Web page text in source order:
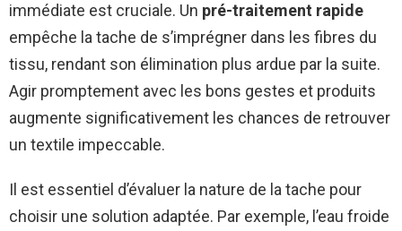
immédiate est cruciale. Un pré-traitement rapide
empêche la tache de s’imprégner dans les fibres du
tissu, rendant son élimination plus ardue par la suite.
Agir promptement avec les bons gestes et produits
augmente significativement les chances de retrouver
un textile impeccable.
Il est essentiel d’évaluer la nature de la tache pour
choisir une solution adaptée. Par exemple, l’eau froide